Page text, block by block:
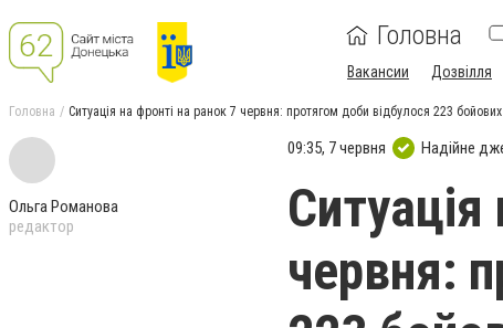
Головна
Вакансии Дозвілля
Головна Ситуація на фронті на ранок 7 червня: протягом доби відбулося 223 бойових
Ольга Романова
редактор
09:35, 7 червня Надійне
червня: